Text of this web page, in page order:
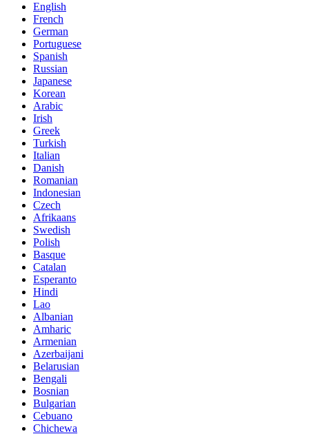
English
French
German
Portuguese
Spanish
Russian
Japanese
Korean
Arabic
Irish
Greek
Turkish
Italian
Danish
Romanian
Indonesian
Czech
Afrikaans
Swedish
Polish
Basque
Catalan
Esperanto
Hindi
Lao
Albanian
Amharic
Armenian
Azerbaijani
Belarusian
Bengali
Bosnian
Bulgarian
Cebuano
Chichewa